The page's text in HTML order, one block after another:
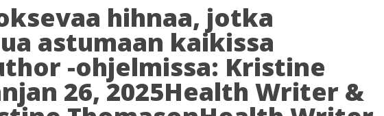
hihnaa, jotka
astumaan kaikissa
-ohjelmissa: Kristine
26, 2025Health Writer &